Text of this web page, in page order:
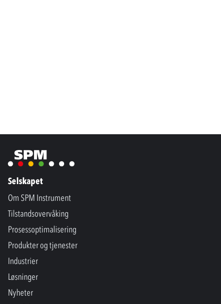
Selskapet
Om SPM Instrument
Tilstandsovervåking
Prosessoptimalisering
Produkter og tjenester
Industrier
Løsninger
Nyheter